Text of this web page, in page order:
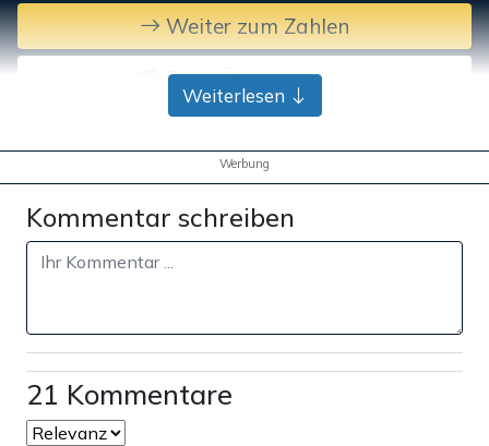
Weiter zum Zahlen
Bank-Überweisung
Weiterlesen
Werbung
Kommentar schreiben
21 Kommentare